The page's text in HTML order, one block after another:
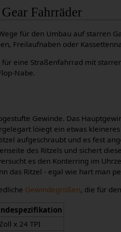
Fahrräder
für den Umbau auf starren
Freilaufnaben oder
eine Straßenfahrrad mit
Nabe.
Gewinde. Das
löiegt ein etwas kleineres
aufgeschraubt und es fest
des Ritzels und sichert
es den Konterring im
das Ritzel - egal wie hart man
Gewindegrößen, die für
x 24 TPI